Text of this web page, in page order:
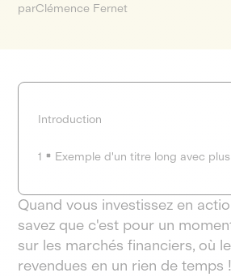
parClémence Fernet
Introduction
1 Exemple d'un titre long avec
Quand vous investissez en
savez que c'est pour un
sur les marchés financiers, où
revendues en un rien de temps !